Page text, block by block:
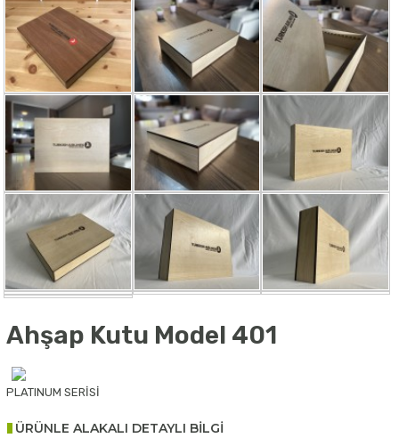
Ahşap Kutu Model 401
PLATINUM SERİSİ
ÜRÜNLE ALAKALI DETAYLI BİLGİ